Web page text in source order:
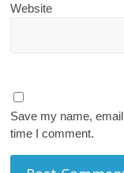
Website
Save my name,
time I comment.